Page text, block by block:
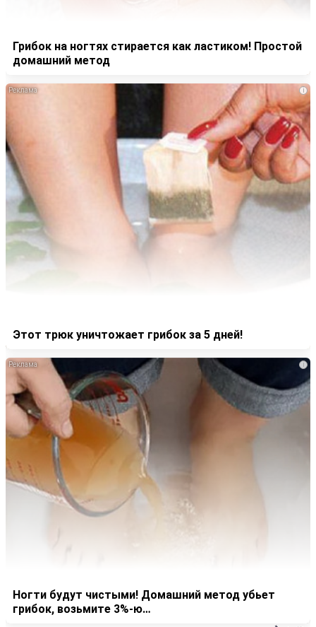
Грибок на ногтях стирается как ластиком! Простой
домашний метод
i
Этот трюк уничтожает грибок за 5 дней!
i
Ногти будут чистыми! Домашний метод убьет
грибок, возьмите 3%-ю…